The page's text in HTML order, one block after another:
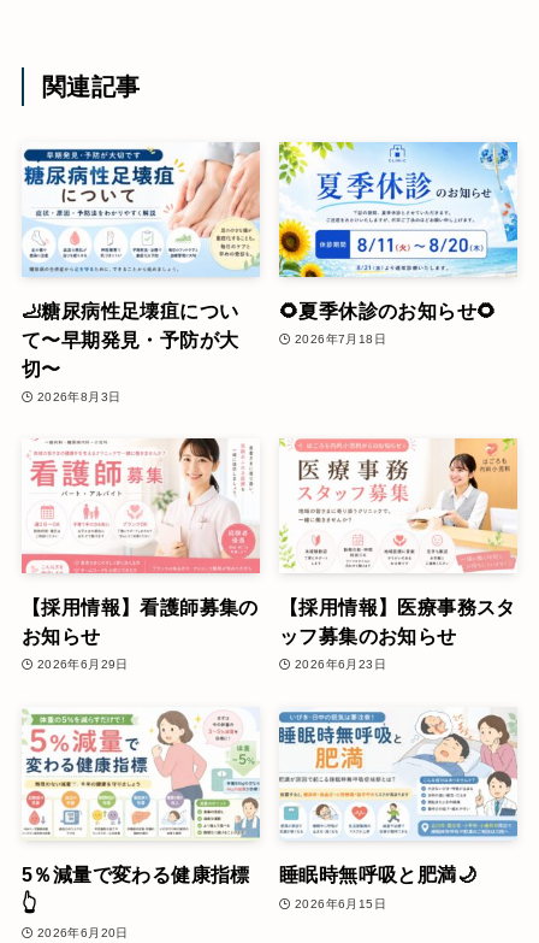
関連記事
🦶糖尿病性足壊疽につい
て〜早期発見・予防が大
切〜
2026年8月3日
🌻夏季休診のお知らせ🌻
2026年7月18日
【採用情報】看護師募集の
お知らせ
2026年6月29日
【採用情報】医療事務スタ
ッフ募集のお知らせ
2026年6月23日
5％減量で変わる健康指標
👆
2026年6月20日
睡眠時無呼吸と肥満🌙
2026年6月15日